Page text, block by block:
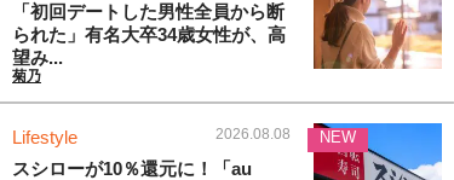
「初回デートした男性全員から断
られた」有名大卒34歳女性が、高
望み...
菊乃
Lifestyle 2026.08.08
スシローが10％還元に！「au
NEW